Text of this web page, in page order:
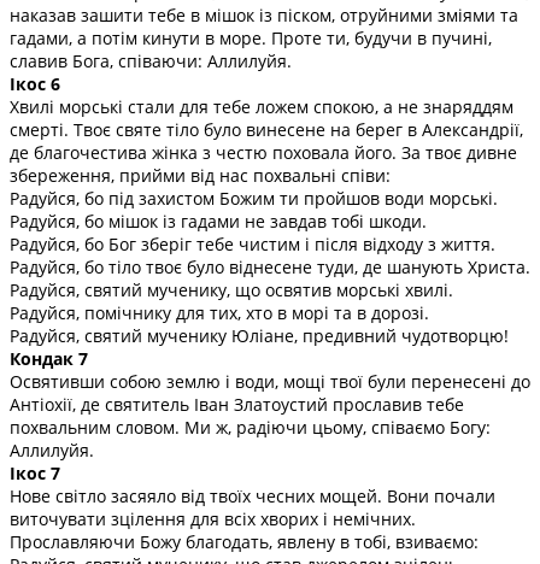
наказав зашити тебе в мішок із піском, отруйними зміями та
гадами, а потім кинути в море. Проте ти, будучи в пучині,
славив Бога, співаючи: Аллилуйя.
Ікос 6
Хвилі морські стали для тебе ложем спокою, а не знаряддям
смерті. Твоє святе тіло було винесене на берег в Александрії,
де благочестива жінка з честю поховала його. За твоє дивне
збереження, прийми від нас похвальні співи:
Радуйся, бо під захистом Божим ти пройшов води морські.
Радуйся, бо мішок із гадами не завдав тобі шкоди.
Радуйся, бо Бог зберіг тебе чистим і після відходу з життя.
Радуйся, бо тіло твоє було віднесене туди, де шанують Христа.
Радуйся, святий мученику, що освятив морські хвилі.
Радуйся, помічнику для тих, хто в морі та в дорозі.
Радуйся, святий мученику Юліане, предивний чудотворцю!
Кондак 7
Освятивши собою землю і води, мощі твої були перенесені до
Антіохії, де святитель Іван Златоустий прославив тебе
похвальним словом. Ми ж, радіючи цьому, співаємо Богу:
Аллилуйя.
Ікос 7
Нове світло засяяло від твоїх чесних мощей. Вони почали
виточувати зцілення для всіх хворих і немічних.
Прославляючи Божу благодать, явлену в тобі, взиваємо: